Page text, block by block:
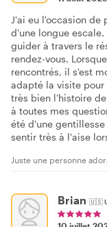
J'ai eu l'occasion de
d'une longue
guider à travers le
rendez-vous.
rencontrés, il s'est
adapté la visite
très bien l'histoire
à toutes mes
été d'une
sentir très à l'aise
Juste une personne
Brian 🇺🇸